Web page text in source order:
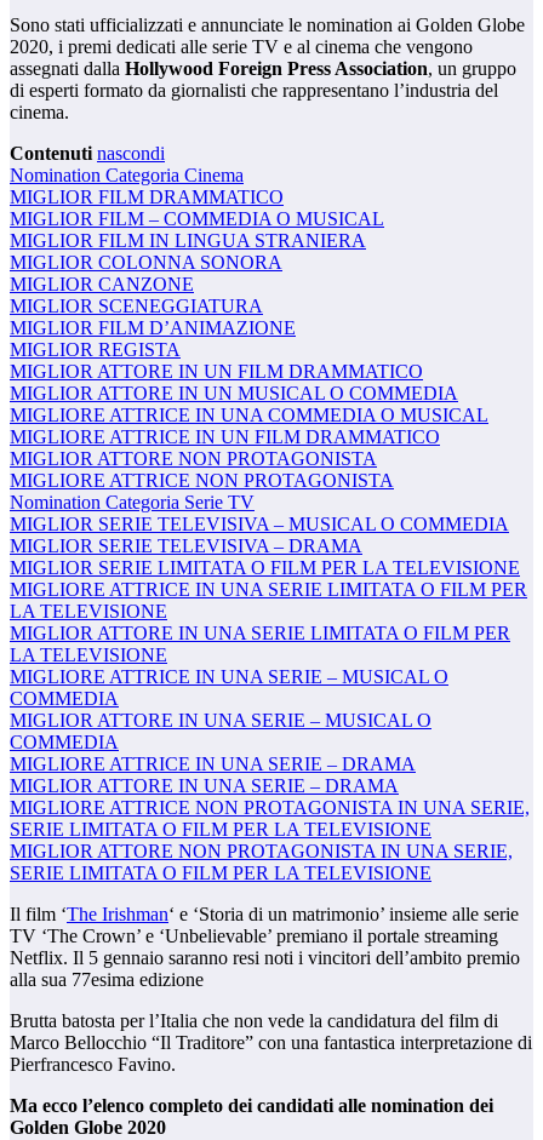
Sono stati ufficializzati e annunciate le nomination ai Golden Globe
2020, i premi dedicati alle serie TV e al cinema che vengono
assegnati dalla Hollywood Foreign Press Association, un gruppo
di esperti formato da giornalisti che rappresentano l’industria del
cinema.
Contenuti nascondi
Nomination Categoria Cinema
MIGLIOR FILM DRAMMATICO
MIGLIOR FILM – COMMEDIA O MUSICAL
MIGLIOR FILM IN LINGUA STRANIERA
MIGLIOR COLONNA SONORA
MIGLIOR CANZONE
MIGLIOR SCENEGGIATURA
MIGLIOR FILM D’ANIMAZIONE
MIGLIOR REGISTA
MIGLIOR ATTORE IN UN FILM DRAMMATICO
MIGLIOR ATTORE IN UN MUSICAL O COMMEDIA
MIGLIORE ATTRICE IN UNA COMMEDIA O MUSICAL
MIGLIORE ATTRICE IN UN FILM DRAMMATICO
MIGLIOR ATTORE NON PROTAGONISTA
MIGLIORE ATTRICE NON PROTAGONISTA
Nomination Categoria Serie TV
MIGLIOR SERIE TELEVISIVA – MUSICAL O COMMEDIA
MIGLIOR SERIE TELEVISIVA – DRAMA
MIGLIOR SERIE LIMITATA O FILM PER LA TELEVISIONE
MIGLIORE ATTRICE IN UNA SERIE LIMITATA O FILM PER
LA TELEVISIONE
MIGLIOR ATTORE IN UNA SERIE LIMITATA O FILM PER
LA TELEVISIONE
MIGLIORE ATTRICE IN UNA SERIE – MUSICAL O
COMMEDIA
MIGLIOR ATTORE IN UNA SERIE – MUSICAL O
COMMEDIA
MIGLIORE ATTRICE IN UNA SERIE – DRAMA
MIGLIOR ATTORE IN UNA SERIE – DRAMA
MIGLIORE ATTRICE NON PROTAGONISTA IN UNA SERIE,
SERIE LIMITATA O FILM PER LA TELEVISIONE
MIGLIOR ATTORE NON PROTAGONISTA IN UNA SERIE,
SERIE LIMITATA O FILM PER LA TELEVISIONE
Il film ‘The Irishman‘ e ‘Storia di un matrimonio’ insieme alle serie
TV ‘The Crown’ e ‘Unbelievable’ premiano il portale streaming
Netflix. Il 5 gennaio saranno resi noti i vincitori dell’ambito premio
alla sua 77esima edizione
Brutta batosta per l’Italia che non vede la candidatura del film di
Marco Bellocchio “Il Traditore” con una fantastica interpretazione di
Pierfrancesco Favino.
Ma ecco l’elenco completo dei candidati alle nomination dei
Golden Globe 2020